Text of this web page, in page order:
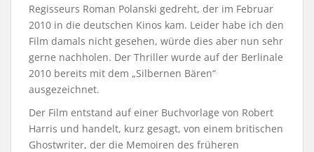
Regisseurs Roman Polanski gedreht, der im Februar
2010 in die deutschen Kinos kam. Leider habe ich den
Film damals nicht gesehen, würde dies aber nun sehr
gerne nachholen. Der Thriller wurde auf der Berlinale
2010 bereits mit dem „Silbernen Bären“
ausgezeichnet.
Der Film entstand auf einer Buchvorlage von Robert
Harris und handelt, kurz gesagt, von einem britischen
Ghostwriter, der die Memoiren des früheren